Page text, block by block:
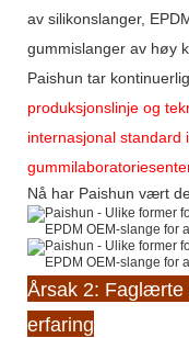
av silikonslanger,
gummislanger av høy
Paishun tar
produksjonslinje og
internasjonal standard
Nå har Paishun vært
Årsak 2: Faglærte
erfaring